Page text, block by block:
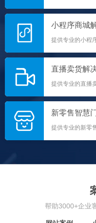
小程序商城
提供专业的小程
直播卖货解
提供专业的直播
新零售智慧
提供专业的新零
帮助3000+企业